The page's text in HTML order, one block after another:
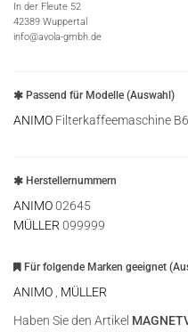
In der Fleute 52
42389 Wuppertal
info@avola-gmbh.de
Passend für Modelle (Auswahl)
ANIMO Filterkaffeemaschine
Herstellernummern
ANIMO02645
MÜLLER 099999
Für folgende Marken geeignet
ANIMO
MÜLLER
Haben Sie den Artikel